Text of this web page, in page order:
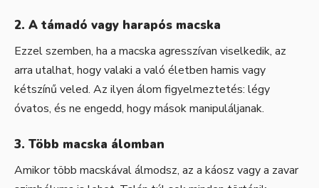
2. A támadó vagy harapós macska
Ezzel szemben, ha a macska agresszívan viselkedik, az
arra utalhat, hogy valaki a való életben hamis vagy
kétszínű veled. Az ilyen álom figyelmeztetés: légy
óvatos, és ne engedd, hogy mások manipuláljanak.
3. Több macska álomban
Amikor több macskával álmodsz, az a káosz vagy a zavar